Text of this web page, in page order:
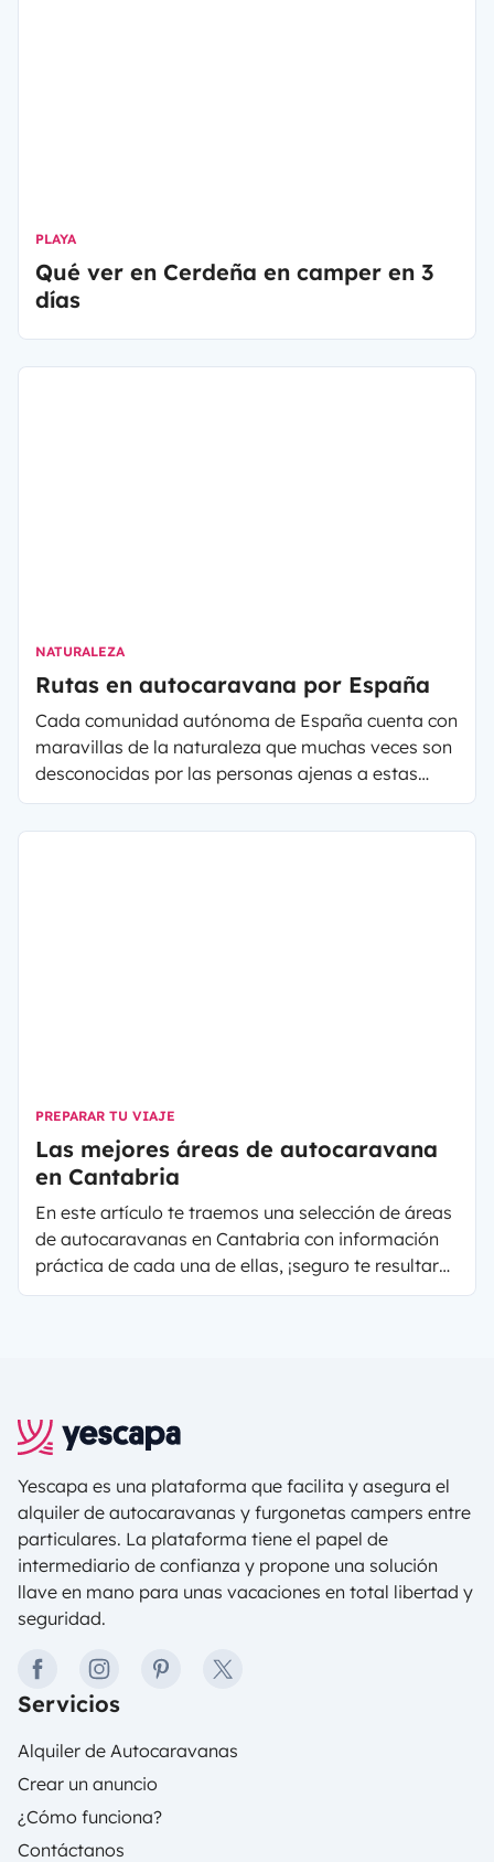
PLAYA
Qué ver en Cerdeña en camper en 3
días
NATURALEZA
Rutas en autocaravana por España
Cada comunidad autónoma de España cuenta con
maravillas de la naturaleza que muchas veces son
desconocidas por las personas ajenas a estas
regiones. La diversidad cultural, geográfica y
climatológica hacen de nuestro país un destino
PREPARAR TU VIAJE
Las mejores áreas de autocaravana
en Cantabria
En este artículo te traemos una selección de áreas
de autocaravanas en Cantabria con información
práctica de cada una de ellas, ¡seguro te resultará
muy útil!
Yescapa es una plataforma que facilita y asegura el
alquiler de autocaravanas y furgonetas campers entre
particulares. La plataforma tiene el papel de
intermediario de confianza y propone una solución
llave en mano para unas vacaciones en total libertad y
seguridad.
facebookinstagrampinteresttwitter
Servicios
Alquiler de Autocaravanas
Crear un anuncio
¿Cómo funciona?
Contáctanos